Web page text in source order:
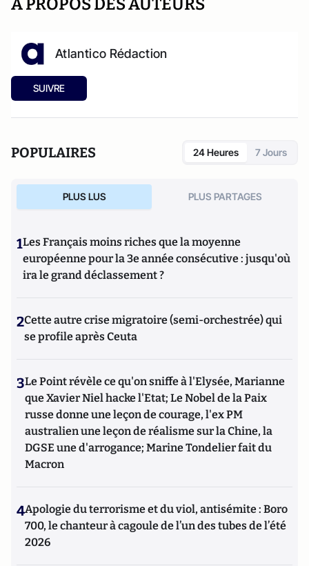
A PROPOS DES AUTEURS
Atlantico Rédaction
SUIVRE
POPULAIRES 24 Heures 7 Jours
PLUS LUS PLUS PARTAGES
1Les Français moins riches que la moyenne
européenne pour la 3e année consécutive : jusqu'où
ira le grand déclassement ?
2Cette autre crise migratoire (semi-orchestrée) qui
se profile après Ceuta
3Le Point révèle ce qu'on sniffe à l'Elysée, Marianne
que Xavier Niel hacke l'Etat; Le Nobel de la Paix
russe donne une leçon de courage, l'ex PM
australien une leçon de réalisme sur la Chine, la
DGSE une d'arrogance; Marine Tondelier fait du
Macron
4Apologie du terrorisme et du viol, antisémite : Boro
700, le chanteur à cagoule de l’un des tubes de l’été
2026